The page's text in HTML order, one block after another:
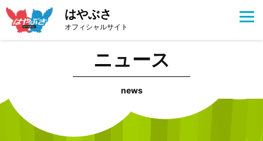
はやぶさ
オフィシャルサイト
ニュース
news